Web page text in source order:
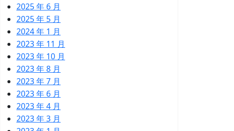
2025 年 6 月
2025 年 5 月
2024 年 1 月
2023 年 11 月
2023 年 10 月
2023 年 8 月
2023 年 7 月
2023 年 6 月
2023 年 4 月
2023 年 3 月